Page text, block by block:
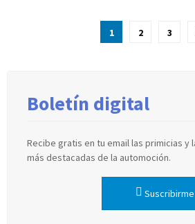
Paginación
1 2 3
Boletín digital
Recibe gratis en tu email las primicias y
más destacadas de la automoción.
Suscribirme